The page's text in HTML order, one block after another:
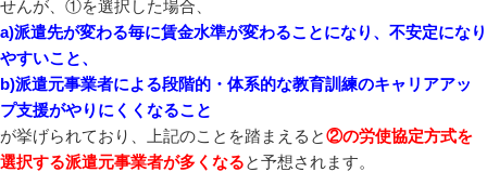
せんが、①を選択した場合、
a)派遣先が変わる毎に賃金水準が変わることになり、不安定になり
やすいこと、
b)派遣元事業者による段階的・体系的な教育訓練のキャリアアッ
プ支援がやりにくくなること
が挙げられており、上記のことを踏まえると②の労使協定方式を
選択する派遣元事業者が多くなると予想されます。